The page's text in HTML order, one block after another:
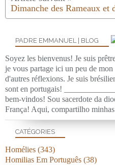
PADRE EMMANUEL | BLOG
Soyez les bienvenus! Je suis
je vous partage ici un peu de
d'autres réflexions. Je suis
sont en portugais!
bem-vindos! Sou sacerdote da
França! Aqui, compartilho
CATÉGORIES
Homélies (343)
Homilias Em Português (38)